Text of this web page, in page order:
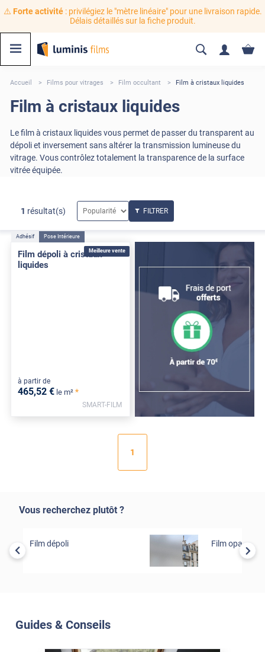
⚠️ Forte activité: privilégiez le "mètre linéaire" pour une livraison rapide.
Délais détaillés sur la fiche produit.
Accueil Films pour vitrages Film occultant Film à cristaux liquides
Film à cristaux liquides
Le film à cristaux liquides vous permet de passer du transparent au
dépoli et inversement sans altérer la transmission lumineuse du
vitrage. Vous contrôlez totalement la transparence de la surface
vitrée équipée.
1 résultat(s) FILTRER
Meilleure vente
Adhésif Pose Intérieure
Film dépoli à cristaux
liquides
à partir de
465,52 € le m² *
SMART-FILM
1
Vous recherchez plutôt ?
Film dépoli Film opacifiant
Guides & Conseils